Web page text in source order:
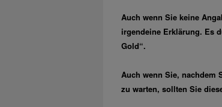
Auch wenn Sie keine
irgendeine Erklärung. Es
Gold“.
Auch wenn Sie, nachdem
zu warten, sollten Sie